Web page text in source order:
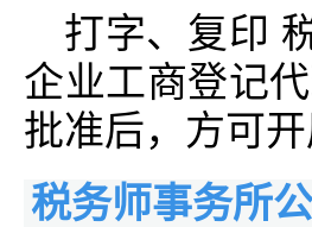
打字、复印
企业工商登记
批准后，方可
税务师事务所